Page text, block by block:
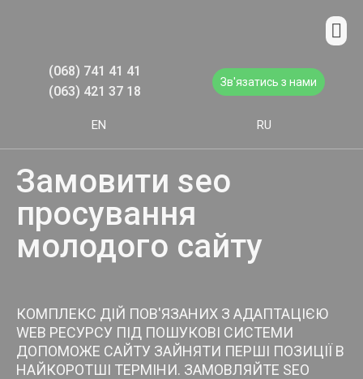
(068) 741 41 41
(063) 421 37 18
Зв'язатись з нами
EN RU
Замовити seo
просування
молодого сайту
КОМПЛЕКС ДІЙ ПОВ'ЯЗАНИХ З АДАПТАЦІЄЮ
WEB РЕСУРСУ ПІД ПОШУКОВІ СИСТЕМИ
ДОПОМОЖЕ САЙТУ ЗАЙНЯТИ ПЕРШІ ПОЗИЦІЇ В
НАЙКОРОТШІ ТЕРМІНИ. ЗАМОВЛЯЙТЕ SEO